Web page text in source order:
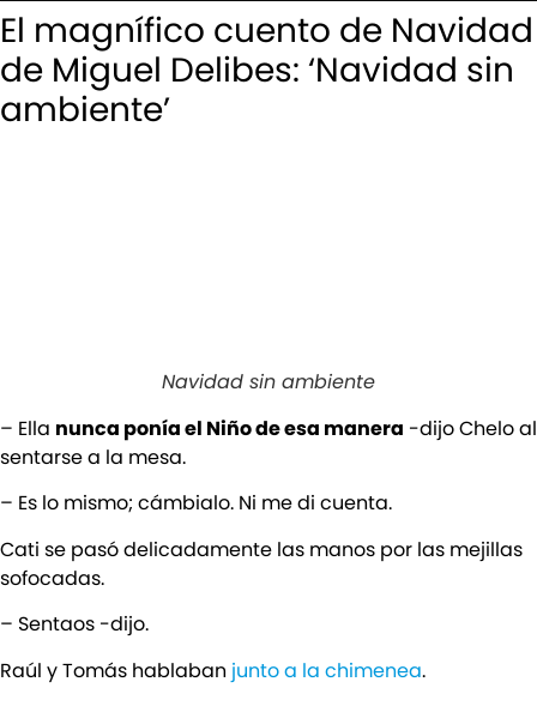
El magnífico cuento de Navidad
de Miguel Delibes: ‘Navidad sin
ambiente’
Navidad sin ambiente
– Ella nunca ponía el Niño de esa manera -dijo Chelo al
sentarse a la mesa.
– Es lo mismo; cámbialo. Ni me di cuenta.
Cati se pasó delicadamente las manos por las mejillas
sofocadas.
– Sentaos -dijo.
Raúl y Tomás hablaban junto a la chimenea.